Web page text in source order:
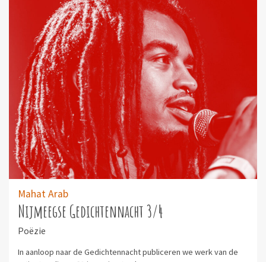
Mahat Arab
Nijmeegse Gedichtennacht 3/4
Poëzie
In aanloop naar de Gedichtennacht publiceren we werk van de